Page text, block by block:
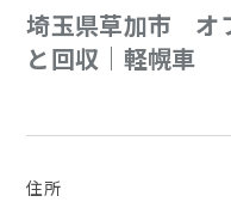
埼玉県草加市 オ
と回収｜軽幌車
住所